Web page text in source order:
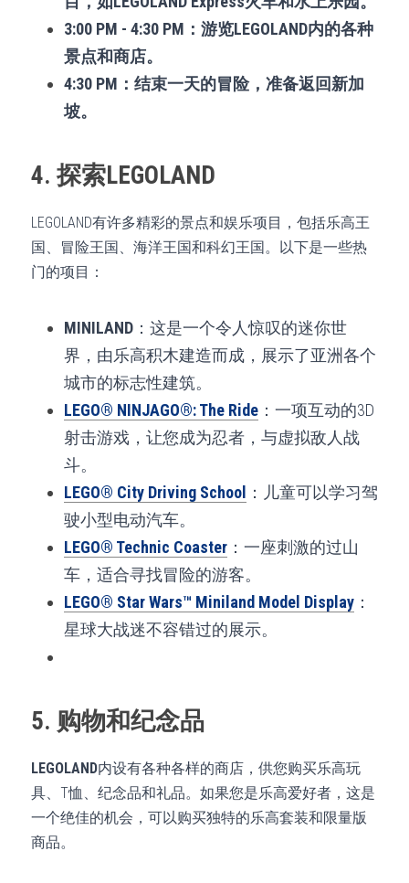
3:00 PM - 4:30 PM：游览LEGOLAND内的各种
景点和商店。
4:30 PM：结束一天的冒险，准备返回新加
坡。
4. 探索LEGOLAND
LEGOLAND有许多精彩的景点和娱乐项目，包括乐高王
国、冒险王国、海洋王国和科幻王国。以下是一些热
门的项目：
MINILAND ：这是一个令人惊叹的迷你世
界，由乐高积木建造而成，展示了亚洲各个
城市的标志性建筑。
LEGO® NINJAGO®: The Ride ：一项互动的3D
射击游戏，让您成为忍者，与虚拟敌人战
斗。
LEGO® City Driving School
：儿童可以学习驾
驶小型电动汽车。
LEGO® Technic Coaster ：一座刺激的过山
车，适合寻找冒险的游客。
LEGO® Star Wars™ Miniland Model Display ：
星球大战迷不容错过的展示。
5. 购物和纪念品
LEGOLAND内设有各种各样的商店，供您购买乐高玩
具、T恤、纪念品和礼品。如果您是乐高爱好者，这是
一个绝佳的机会，可以购买独特的乐高套装和限量版
商品。